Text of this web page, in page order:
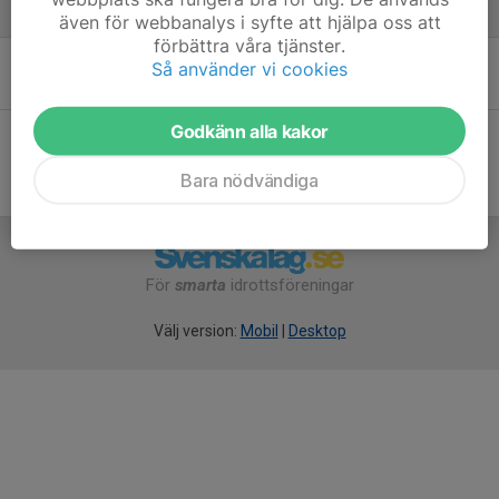
6 apr, 21:30
Måndagsträning
För smarta idrottsföreningar
Välj version: Mobil | Desktop
även för webbanalys i syfte att hjälpa oss att
förbättra våra tjänster.
Så använder vi cookies
Godkänn alla kakor
Bara nödvändiga